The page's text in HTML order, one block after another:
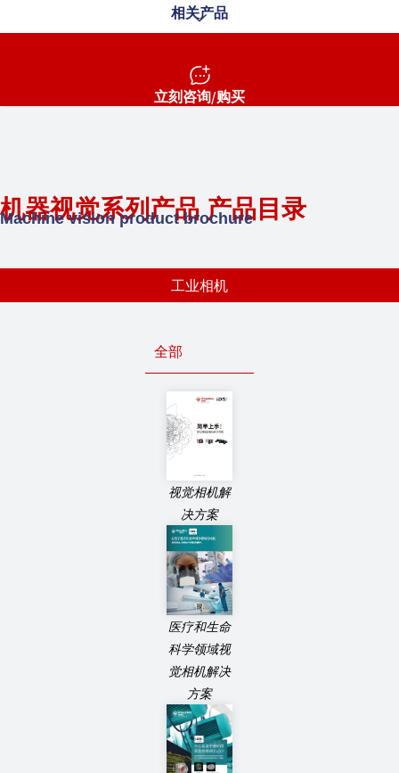
相关产品
立刻咨询/购买
机器视觉系列产品 产品目录
Machine vision product brochure
工业相机
全部
视觉相机解
决方案
医疗和生命
科学领域视
觉相机解决
方案